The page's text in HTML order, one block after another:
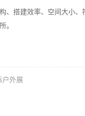
、搭建效率、空间大小
。
户外展